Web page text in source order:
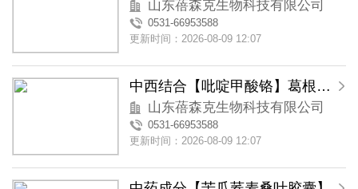
山东蓓森克生物科技有限公司
0531-66953588
更新时间：2026-08-09 12:07
中西结合【吡啶甲酸铬】葛根苦瓜铬胶囊
山东蓓森克生物科技有限公司
0531-66953588
更新时间：2026-08-09 12:07